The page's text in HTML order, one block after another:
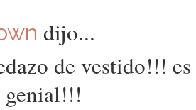
dijo...
de vestido!!!
genial!!!